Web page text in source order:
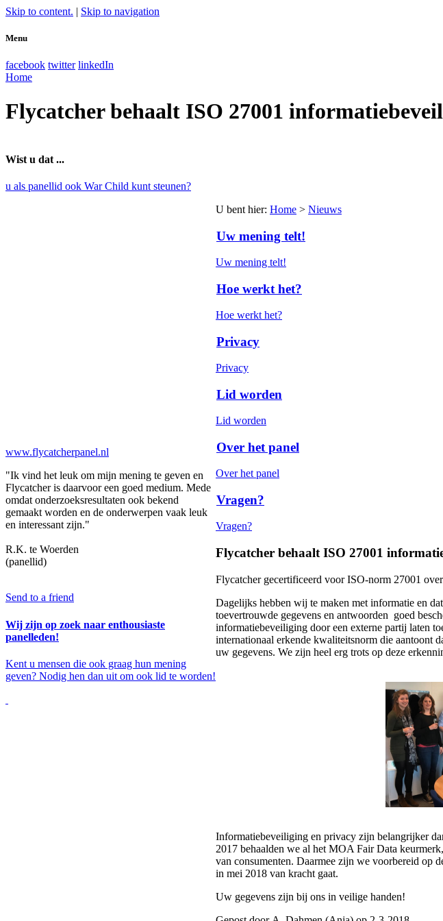
Skip to content. | Skip to navigation
Menu
facebook twitter linkedIn
Home
Flycatcher behaalt ISO 27001
Wist u dat ...
u als panellid ook War Child kunt steunen?
www.flycatcherpanel.nl
"Ik vind het leuk om mijn mening te geven en
Flycatcher is daarvoor een goed medium. Mede
omdat onderzoeksresultaten ook bekend
gemaakt worden en de onderwerpen vaak leuk
en interessant zijn."
R.K. te Woerden
(panellid)
Send to a friend
Wij zijn op zoek naar enthousiaste
panelleden!
Kent u mensen die ook graag hun mening
geven? Nodig hen dan uit om ook lid te worden!
U bent hier: Home > Nieuws
Uw mening telt!
Uw mening telt!
Hoe werkt het?
Hoe werkt het?
Privacy
Privacy
Lid worden
Lid worden
Over het panel
Over het panel
Vragen?
Vragen?
Flycatcher behaalt ISO 27001
Flycatcher gecertificeerd voor ISO-norm 27001
Dagelijks hebben wij te maken met informatie en
toevertrouwde gegevens en antwoorden goed
informatiebeveiliging door een externe partij laten
internationaal erkende kwaliteitsnorm die aantoont
uw gegevens. We zijn heel erg trots op deze
Informatiebeveiliging en privacy zijn belangrijker
2017 behaalden we al het MOA Fair Data
van consumenten. Daarmee zijn we voorbereid op
in mei 2018 van kracht gaat.
Uw gegevens zijn bij ons in veilige handen!